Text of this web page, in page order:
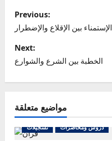
P
o
s
t
a
v
Previous:
الإستمناء بين الإقلاع والإضطرار
Next:
الخطبة بين الشرع والشوارع
مواضيع متعلقة
تسجيلات دروس ومحاضرات